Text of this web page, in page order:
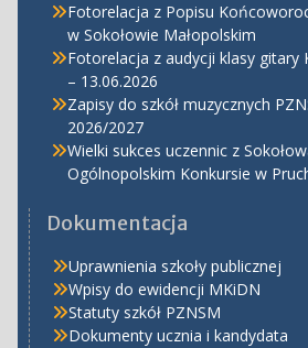
Fotorelacja z Popisu
w Sokołowie Małopolskim
Fotorelacja z audycji klasy gitary
– 13.06.2026
Zapisy do szkół muzycznych
2026/2027
Wielki sukces uczennic z
Ogólnopolskim Konkursie w
Dokumentacja
Uprawnienia szkoły publicznej
Wpisy do ewidencji MKiDN
Statuty szkół PZNSM
Dokumenty ucznia i kandydata